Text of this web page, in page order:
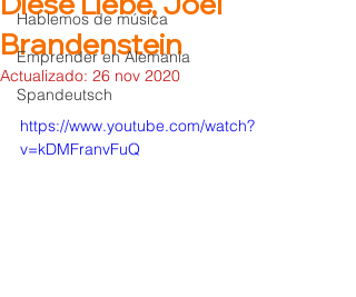
Hablemos de música
Emprender en Alemania
Spandeutsch
Brandenstein
Actualizado: 26 nov 2020
https://www.youtube.com/watch?
v=kDMFranvFuQ